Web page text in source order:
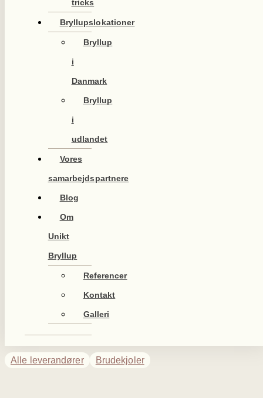
tricks
Bryllupslokationer
Bryllup
i
Danmark
Bryllup
i
udlandet
Vores
samarbejdspartnere
Blog
Om
Unikt
Bryllup
Referencer
Kontakt
Galleri
Alle leverandører Brudekjoler